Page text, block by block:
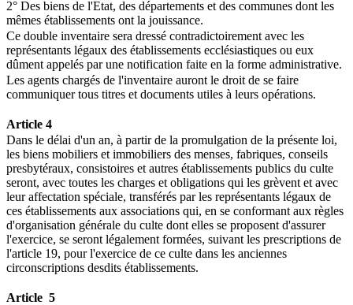
2° Des biens de l'Etat, des départements et des communes dont les
mêmes établissements ont la jouissance.
Ce double inventaire sera dressé contradictoirement avec les
représentants légaux des établissements ecclésiastiques ou eux
dûment appelés par une notification faite en la forme administrative.
Les agents chargés de l'inventaire auront le droit de se faire
communiquer tous titres et documents utiles à leurs opérations.
Article 4
Dans le délai d'un an, à partir de la promulgation de la présente loi,
les biens mobiliers et immobiliers des menses, fabriques, conseils
presbytéraux, consistoires et autres établissements publics du culte
seront, avec toutes les charges et obligations qui les grèvent et avec
leur affectation spéciale, transférés par les représentants légaux de
ces établissements aux associations qui, en se conformant aux règles
d'organisation générale du culte dont elles se proposent d'assurer
l'exercice, se seront légalement formées, suivant les prescriptions de
l'article 19, pour l'exercice de ce culte dans les anciennes
circonscriptions desdits établissements.
Article 5